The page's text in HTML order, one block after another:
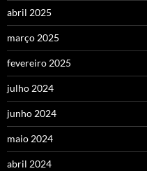
abril 2025
março 2025
fevereiro 2025
julho 2024
junho 2024
maio 2024
abril 2024